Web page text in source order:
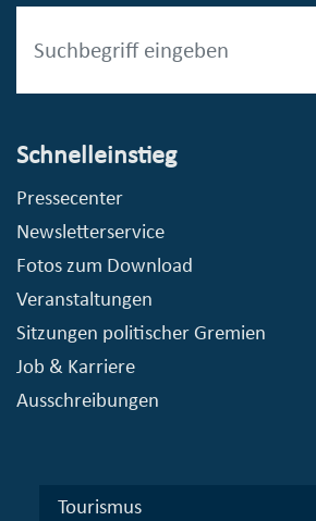
Schnelleinstieg
Pressecenter
Newsletterservice
Fotos zum Download
Veranstaltungen
Sitzungen politischer Gremien
Job & Karriere
Ausschreibungen
Tourismus